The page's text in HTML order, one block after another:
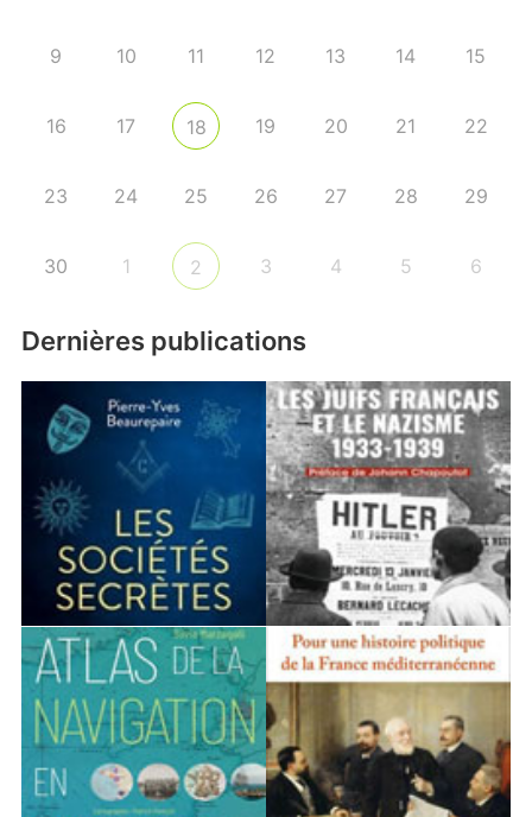
9 10 11 12 13 14 15
16 17 18 19 20 21 22
23 24 25 26 27 28 29
30 1 2 3 4 5 6
Dernières publications